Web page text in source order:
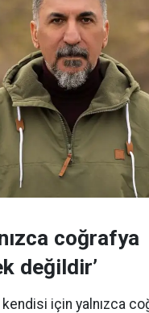
coğrafya
değildir’
için yalnızca